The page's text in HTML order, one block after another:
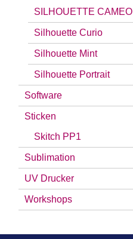
SILHOUETTE CAMEO
Silhouette Curio
Silhouette Mint
Silhouette Portrait
Software
Sticken
Skitch PP1
Sublimation
UV Drucker
Workshops